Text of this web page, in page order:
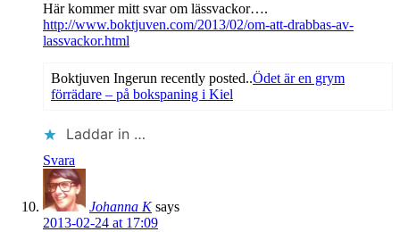
Här kommer mitt svar om lässvackor….
http://www.boktjuven.com/2013/02/om-att-drabbas-av-
lassvackor.html
Boktjuven Ingerun recently posted..Ödet är en grym
förrädare – på bokspaning i Kiel
Laddar in …
Svara
Johanna K says
2013-02-24 at 17:09